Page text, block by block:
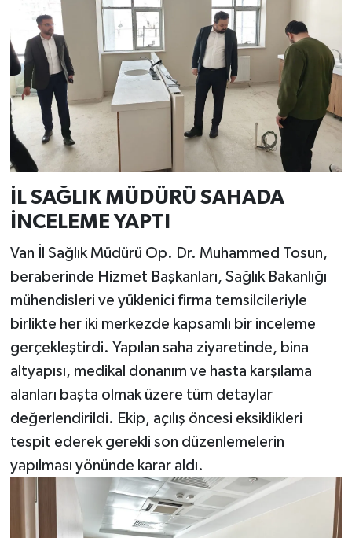
İL SAĞLIK MÜDÜRÜ SAHADA
İNCELEME YAPTI
Van İl Sağlık Müdürü Op. Dr. Muhammed Tosun,
beraberinde Hizmet Başkanları, Sağlık Bakanlığı
mühendisleri ve yüklenici firma temsilcileriyle
birlikte her iki merkezde kapsamlı bir inceleme
gerçekleştirdi. Yapılan saha ziyaretinde, bina
altyapısı, medikal donanım ve hasta karşılama
alanları başta olmak üzere tüm detaylar
değerlendirildi. Ekip, açılış öncesi eksiklikleri
tespit ederek gerekli son düzenlemelerin
yapılması yönünde karar aldı.